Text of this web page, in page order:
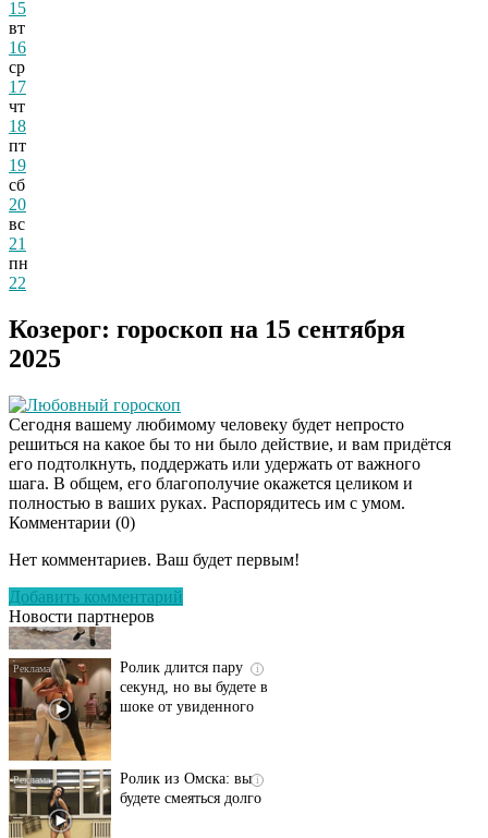
15
вт
16
ср
17
чт
18
пт
19
сб
20
вс
21
пн
22
Козерог: гороскоп на 15 сентября
2025
Любовный гороскоп
Сегодня вашему любимому человеку будет непросто
решиться на какое бы то ни было действие, и вам придётся
его подтолкнуть, поддержать или удержать от важного
шага. В общем, его благополучие окажется целиком и
полностью в ваших руках. Распорядитесь им с умом.
Комментарии (0)
Нет комментариев. Ваш будет первым!
Добавить комментарий
Новости партнеров
Этот танец невесты
Пересмотрела 10 раз
шоке от увиденного